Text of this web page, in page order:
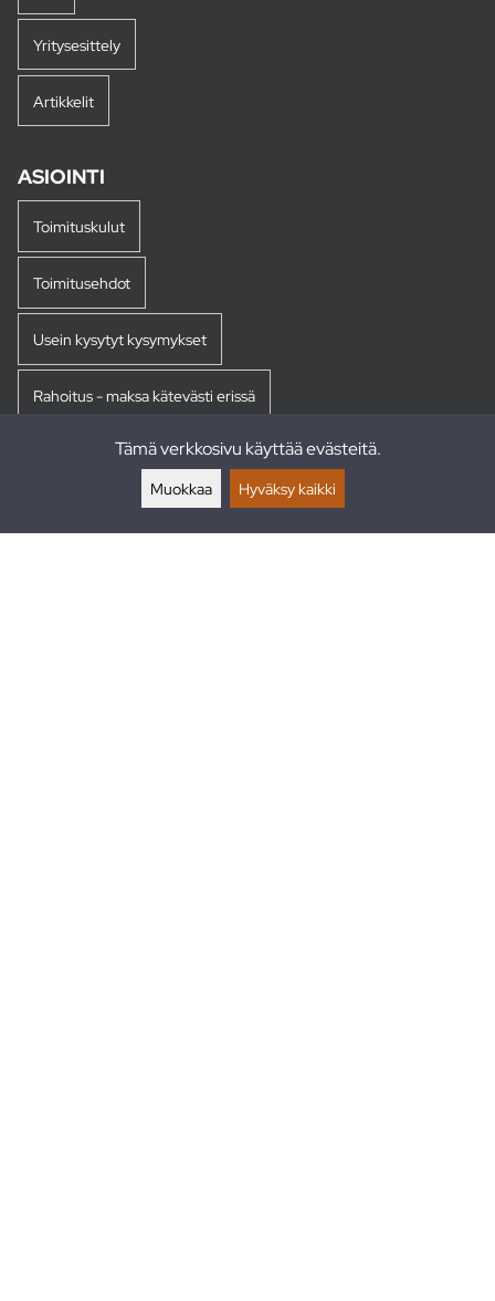
Yritysesittely
Artikkelit
ASIOINTI
Toimituskulut
Toimitusehdot
Usein kysytyt kysymykset
Rahoitus - maksa kätevästi erissä
Tämä verkkosivu käyttää evästeitä.
Muokkaa Hyväksy kaikki